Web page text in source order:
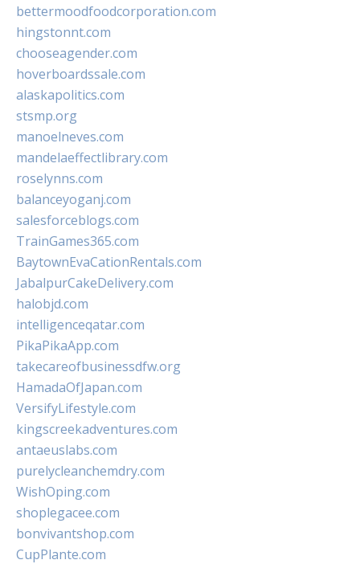
bettermoodfoodcorporation.com
hingstonnt.com
chooseagender.com
hoverboardssale.com
alaskapolitics.com
stsmp.org
manoelneves.com
mandelaeffectlibrary.com
roselynns.com
balanceyoganj.com
salesforceblogs.com
TrainGames365.com
BaytownEvaCationRentals.com
JabalpurCakeDelivery.com
halobjd.com
intelligenceqatar.com
PikaPikaApp.com
takecareofbusinessdfw.org
HamadaOfJapan.com
VersifyLifestyle.com
kingscreekadventures.com
antaeuslabs.com
purelycleanchemdry.com
WishOping.com
shoplegacee.com
bonvivantshop.com
CupPlante.com